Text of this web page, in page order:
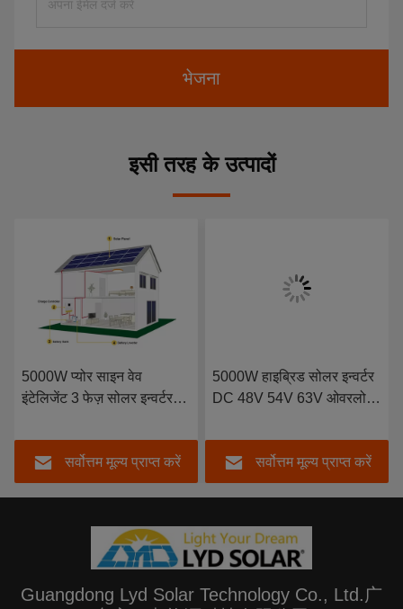
भेजना
इसी तरह के उत्पादों
5000W प्योर साइन वेव
इंटेलिजेंट 3 फेज़ सोलर इन्वर्टर
दक्षता
सर्वोत्तम मूल्य प्राप्त करें
5000W हाइब्रिड सोलर इन्वर्टर
DC 48V 54V 63V ओवरलोड
सर्वोत्तम मूल्य प्राप्त करें
Guangdong Lyd Solar Technology Co., Ltd.广